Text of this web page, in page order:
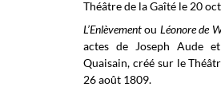
Théâtre de la Gaîté le 20
L’Enlèvementou Léonore de
actes de Joseph Aude
Quaisain, créé sur le
26 août 1809.